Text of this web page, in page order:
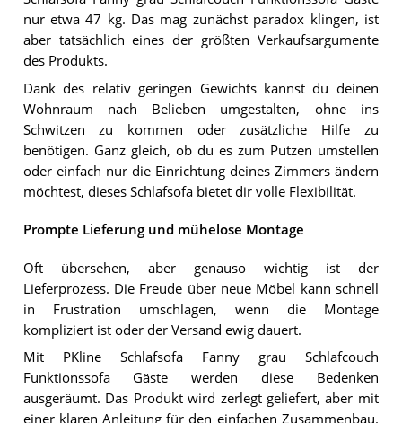
nur etwa 47 kg. Das mag zunächst paradox klingen, ist
aber tatsächlich eines der größten Verkaufsargumente
des Produkts.
Dank des relativ geringen Gewichts kannst du deinen
Wohnraum nach Belieben umgestalten, ohne ins
Schwitzen zu kommen oder zusätzliche Hilfe zu
benötigen. Ganz gleich, ob du es zum Putzen umstellen
oder einfach nur die Einrichtung deines Zimmers ändern
möchtest, dieses Schlafsofa bietet dir volle Flexibilität.
Prompte Lieferung und mühelose Montage
Oft übersehen, aber genauso wichtig ist der
Lieferprozess. Die Freude über neue Möbel kann schnell
in Frustration umschlagen, wenn die Montage
kompliziert ist oder der Versand ewig dauert.
Mit PKline Schlafsofa Fanny grau Schlafcouch
Funktionssofa Gäste werden diese Bedenken
ausgeräumt. Das Produkt wird zerlegt geliefert, aber mit
einer klaren Anleitung für den einfachen Zusammenbau.